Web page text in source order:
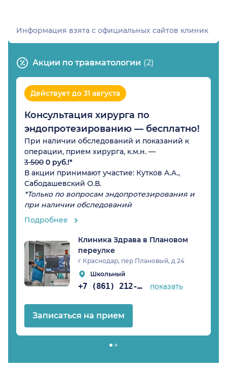
Акции по травматологии (2)
Действует до 31 августа
Консультация хирурга по
эндопротезированию — бесплатно!
При наличии обследований и показаний к
операции, прием хирурга, к.м.н. —
3 500 0 руб.!*
В акции принимают участие: Кутков А.А.,
Сабодашевский О.В.
*Только по вопросам эндопротезирования и
при наличии обследований
Подробнее
Клиника Здрава в Плановом
переулке
г Краснодар, пер Плановый, д 24
Школьный
+7 (861) 212-31-28 показать
Записаться на прием
Информация взята c официальных сайтов клиник